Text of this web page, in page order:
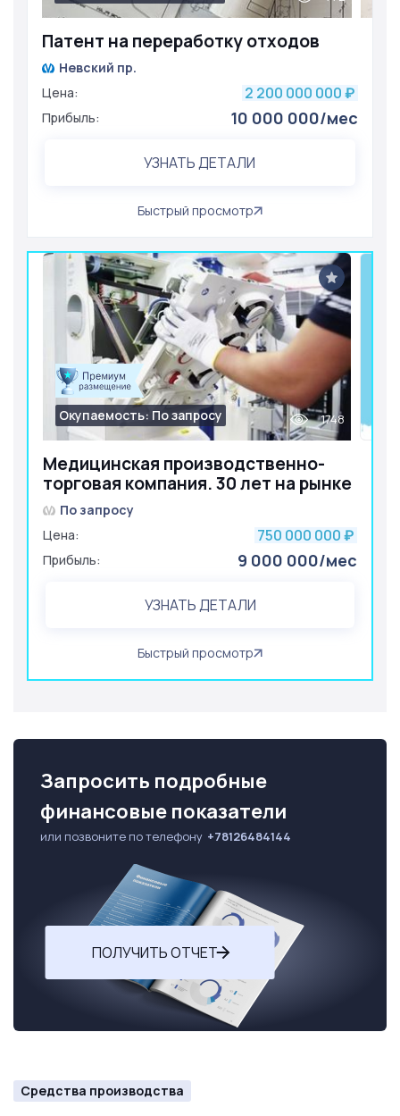
Патент на переработку отходов
Невский пр.
Цена:
2 200 000 000 ₽
Прибыль: 10 000 000/мес
УЗНАТЬ ДЕТАЛИ
Быстрый просмотр
Медицинская производственно-
торговая компания. 30 лет на рынке
Окупаемость: По запросу 1748
По запросу
Цена:
750 000 000 ₽
Прибыль: 9 000 000/мес
УЗНАТЬ ДЕТАЛИ
Быстрый просмотр
Запросить подробные
финансовые показатели
или позвоните по телефону +78126484144
ПОЛУЧИТЬ ОТЧЕТ
Средства производства